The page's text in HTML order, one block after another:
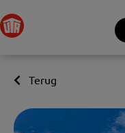
Terug